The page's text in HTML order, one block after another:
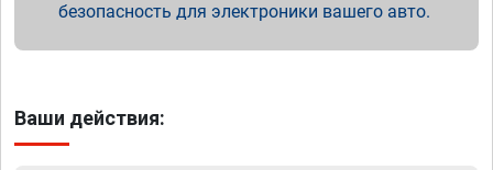
безопасность для электроники вашего авто.
Ваши действия: